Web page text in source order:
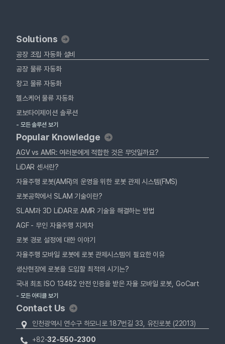
Solutions
공장 조립 자동화 설비
공장 물류 자동화
창고 물류 자동화
헬스케어 물류 자동화
로보타이제이션 솔루션
- 모든 솔루션 보기
Popular Knowledge
AGV vs AMR: 여러분에게 적합한 것은 무엇일까요?
LiDAR 센서란?
자율주행 로봇(AMR)의 운영을 위한 로봇 관제 시스템(FMS)
로봇공학에서 SLAM 기술이란?
SLAM과 3D LiDAR로 AMR 기술을 해결하는 방법
AGF - 무인 자율주행 지게차
로봇 경로 설정에 대한 이야기
자율주행 모바일 로봇에 로봇 관제시스템이 필요한 이유
생산현장에 로봇을 도입할 최적의 시기는?
국내 최초 ISO 13482 안전 인증을 받은 자율 모바일 로봇, GoCart
- 모든 아티클 보기
Contact Us
인천광역시 연수구 하모니로 187번길 33, 유진로봇 (22013)
+82-32-550-2300